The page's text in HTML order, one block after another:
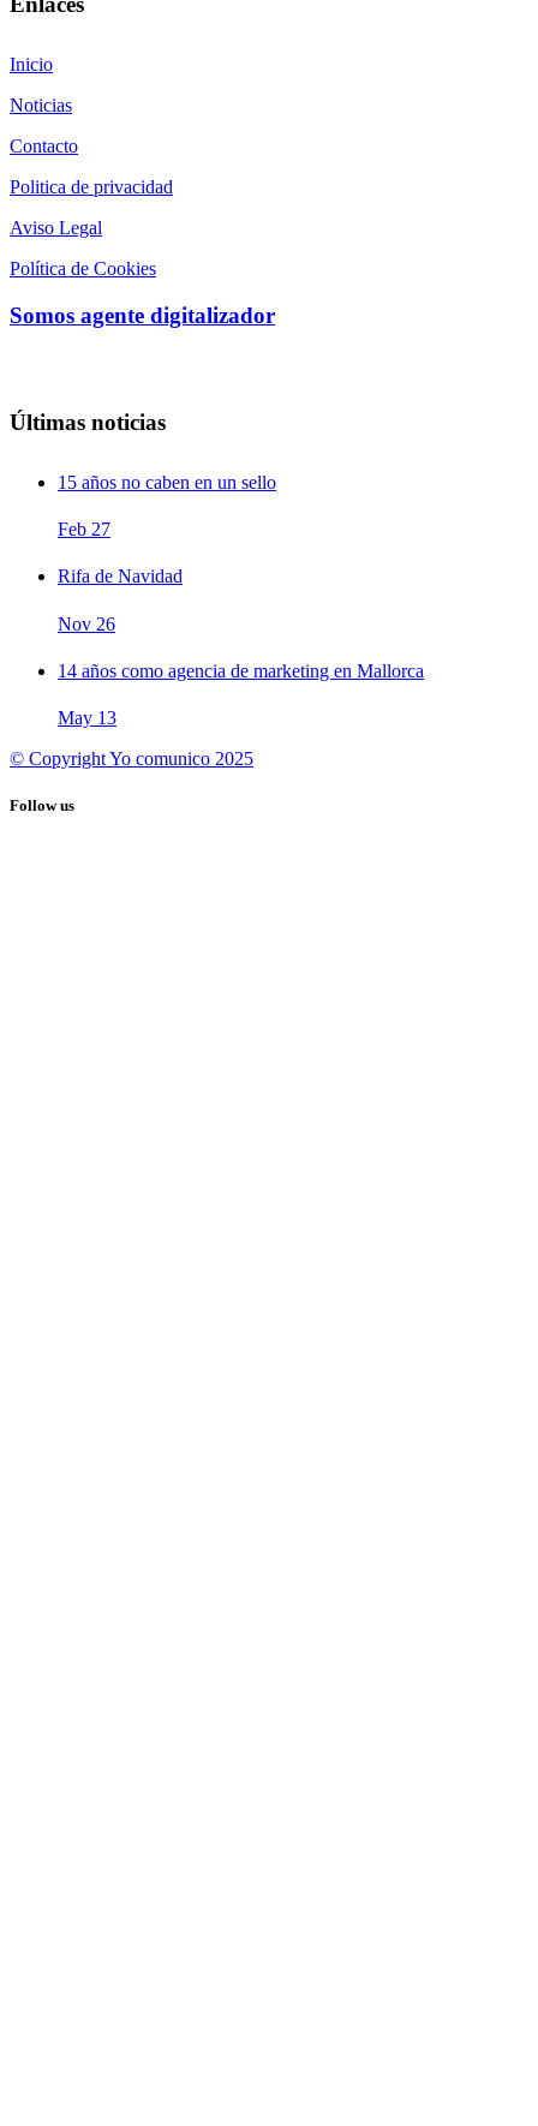
Inicio
Noticias
Contacto
Politica de privacidad
Aviso Legal
Política de Cookies
Somos agente digitalizador
Últimas noticias
15 años no caben en un sello
Feb 27
Rifa de Navidad
Nov 26
14 años como agencia de marketing en Mallorca
May 13
© Copyright Yo comunico 2025
Follow us